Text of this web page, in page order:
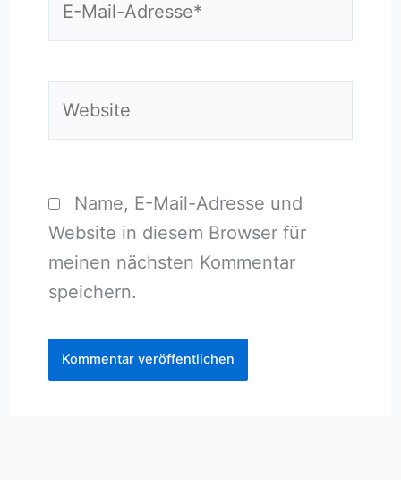
Name, E-Mail-Adresse und
Website in diesem Browser für
meinen nächsten Kommentar
speichern.